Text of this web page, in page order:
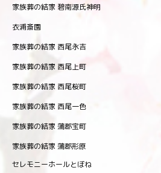
家族葬の結家 碧南源氏神明
衣浦斎園
家族葬の結家 西尾永吉
家族葬の結家 西尾上町
家族葬の結家 西尾桜町
家族葬の結家 西尾一色
家族葬の結家 蒲郡宝町
家族葬の結家 蒲郡形原
セレモニーホールとぼね